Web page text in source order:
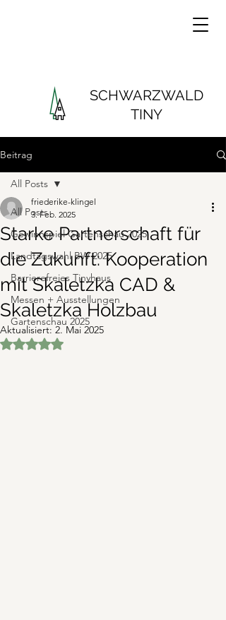
SCHWARZWALD
TINY
Beitrag
All Posts
Gewinnspiel Gartenschau 2025
Landtagswahl BW 2025
Barrierefreies Tinyhaus
Messen + Ausstellungen
Gartenschau 2025
All Posts
Starke Partnerschaft für
die Zukunft: Kooperation
mit Skaletzka CAD &
Skaletzka Holzbau
friederike-klingel
3. Feb. 2025
Aktualisiert: 2. Mai 2025
Mit NaN von 5 Sternen bewertet.